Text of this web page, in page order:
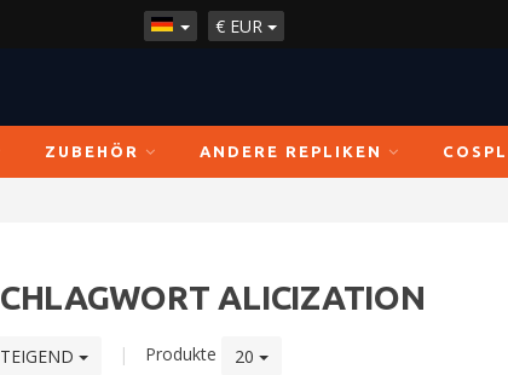
€ EUR
ZUBEHÖR ANDERE REPLIKEN
ALICIZATION
| Produkte 20